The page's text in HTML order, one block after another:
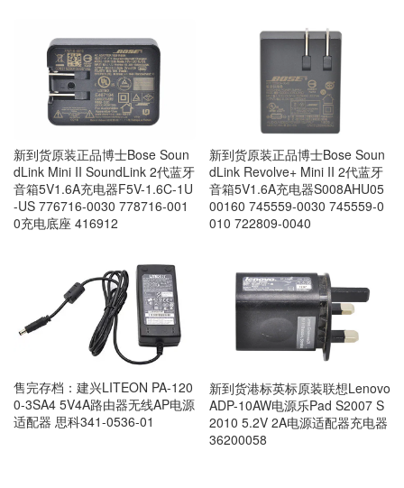
新到货原装正品博士Bose Soun
dLink Mini II SoundLink 2代蓝牙
音箱5V1.6A充电器F5V-1.6C-1U
-US 776716-0030 778716-001
0充电底座 416912
新到货原装正品博士Bose Soun
dLink Revolve+ Mini II 2代蓝牙
音箱5V1.6A充电器S008AHU05
00160 745559-0030 745559-0
010 722809-0040
售完存档：建兴LITEON PA-120
0-3SA4 5V4A路由器无线AP电源
适配器 思科341-0536-01
新到货港标英标原装联想Lenovo
ADP-10AW电源乐Pad S2007 S
2010 5.2V 2A电源适配器充电器
36200058